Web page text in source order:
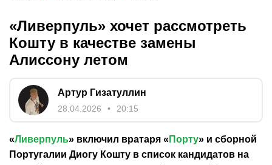
«Ливерпуль» хочет рассмотреть
Кошту в качестве замены
Алиссону летом
Артур Гизатуллин
28.04.2026 20:15
«Ливерпуль» включил вратаря « Порту» и сборной
Португалии Диогу Кошту в список кандидатов на